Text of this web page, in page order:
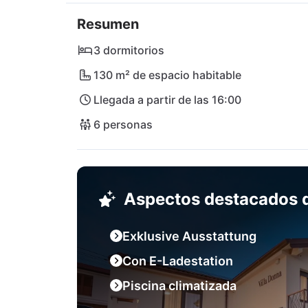
En las inmediaciones encontrarás el
supermercado Studenac. La pintoresca
Explora la animada ciudad de Rijeka o
ubicación, eso es Villa Donna!
Resumen
3 dormitorios
130 m² de espacio habitable
Llegada a partir de las 16:00
6 personas
Aspectos destacados
Exklusive Ausstattung
Con E-Ladestation
Piscina climatizada